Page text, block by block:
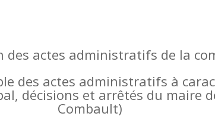
des actes administratifs de la
des actes administratifs à
décisions et arrêtés du maire
Combault)